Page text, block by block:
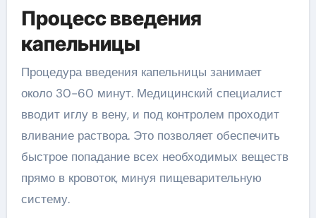
Процесс введения
капельницы
Процедура введения капельницы занимает
около 30-60 минут. Медицинский специалист
вводит иглу в вену, и под контролем проходит
вливание раствора. Это позволяет обеспечить
быстрое попадание всех необходимых веществ
прямо в кровоток, минуя пищеварительную
систему.